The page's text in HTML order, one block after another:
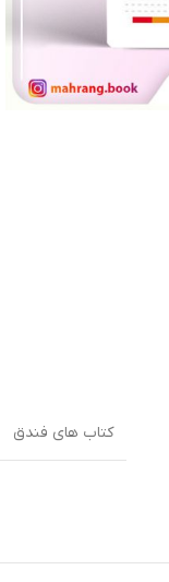
کتاب های فندق